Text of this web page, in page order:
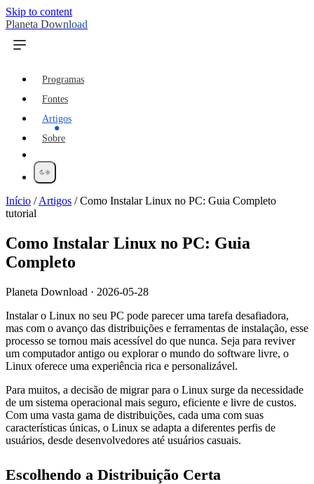
Skip to content
Planeta Download
Programas
Fontes
Artigos
Sobre
Início /Artigos /Como Instalar Linux no PC: Guia Completo
tutorial
Como Instalar Linux no PC: Guia
Completo
Planeta Download · 2026-05-28
Instalar o Linux no seu PC pode parecer uma tarefa desafiadora,
mas com o avanço das distribuições e ferramentas de instalação, esse
processo se tornou mais acessível do que nunca. Seja para reviver
um computador antigo ou explorar o mundo do software livre, o
Linux oferece uma experiência rica e personalizável.
Para muitos, a decisão de migrar para o Linux surge da necessidade
de um sistema operacional mais seguro, eficiente e livre de custos.
Com uma vasta gama de distribuições, cada uma com suas
características únicas, o Linux se adapta a diferentes perfis de
usuários, desde desenvolvedores até usuários casuais.
Escolhendo a Distribuição Certa